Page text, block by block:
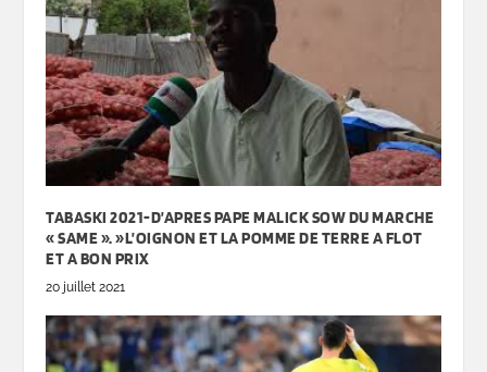
TABASKI 2021-D’APRES PAPE MALICK SOW DU MARCHE
« SAME ». »L’OIGNON ET LA POMME DE TERRE A FLOT
ET A BON PRIX
20 juillet 2021